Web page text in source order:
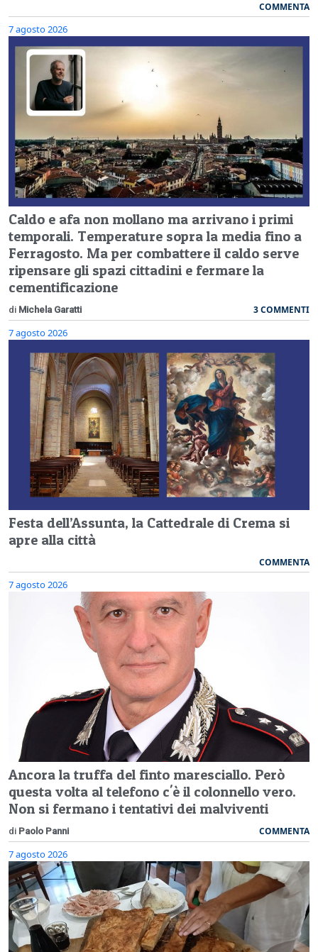
COMMENTA
7 agosto 2026
Caldo e afa non mollano ma arrivano i primi
temporali. Temperature sopra la media fino a
Ferragosto. Ma per combattere il caldo serve
ripensare gli spazi cittadini e fermare la
cementificazione
di Michela Garatti 3 COMMENTI
7 agosto 2026
Festa dell’Assunta, la Cattedrale di Crema si
apre alla città
COMMENTA
7 agosto 2026
Ancora la truffa del finto maresciallo. Però
questa volta al telefono c'è il colonnello vero.
Non si fermano i tentativi dei malviventi
di Paolo Panni COMMENTA
7 agosto 2026